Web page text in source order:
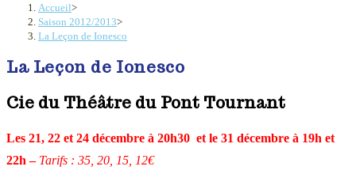
Accueil>
Saison 2012/2013>
La Leçon de Ionesco
La Leçon de Ionesco
Cie du Théâtre du Pont Tournant
Les 21, 22 et 24 décembre à 20h30 et le 31 décembre à 19h et
22h – Tarifs : 35, 20, 15, 12€